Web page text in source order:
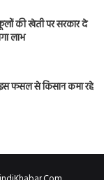
की खेती पर सरकार दे
लाभ
फसल से किसान कमा रहे